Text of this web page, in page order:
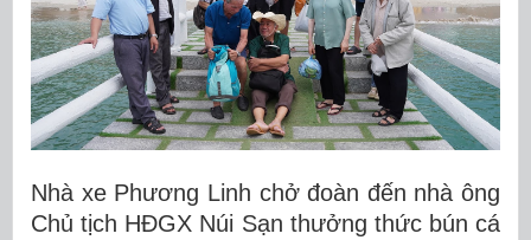
Nhà xe Phương Linh chở đoàn đến nhà ông
Chủ tịch HĐGX Núi Sạn thưởng thức bún cá